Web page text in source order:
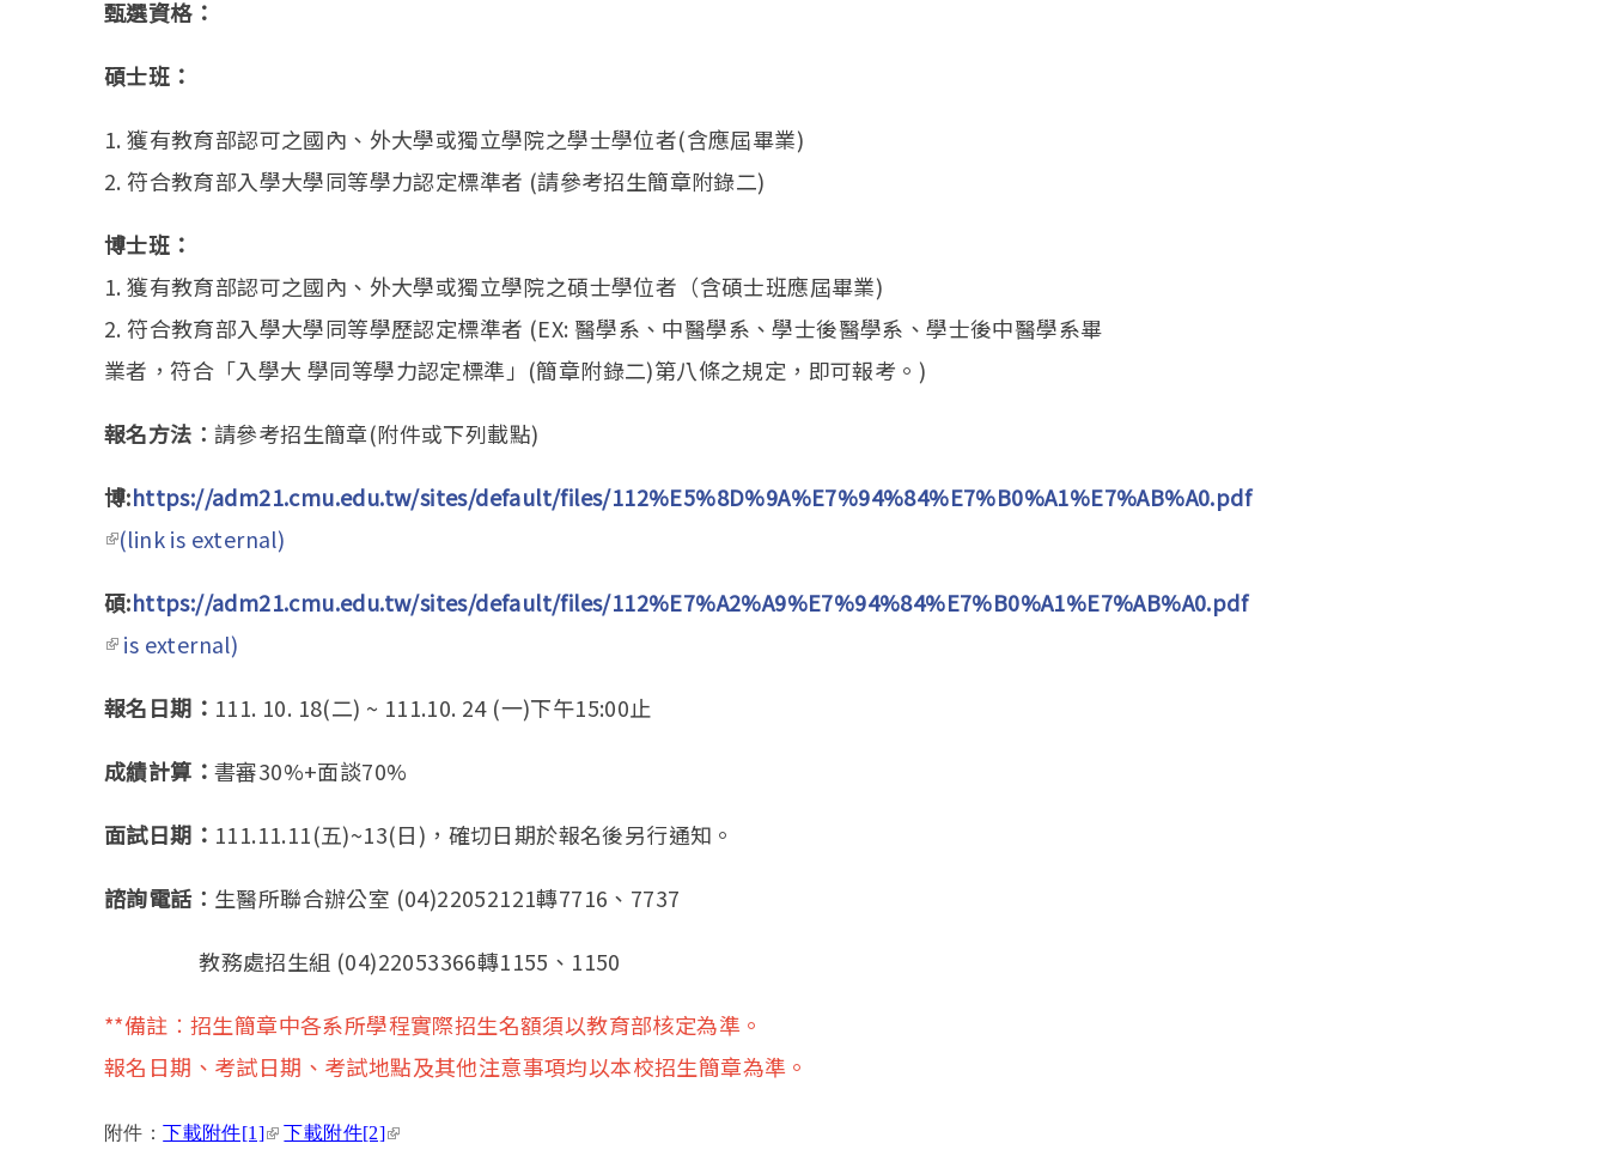
甄選資格：
碩士班：
1. 獲有教育部認可之國內、外大學或獨立學院之學士學位者(含應屆畢業)
2. 符合教育部入學大學同等學力認定標準者 (請參考招生簡章附錄二)
博士班：
1. 獲有教育部認可之國內、外大學或獨立學院之碩士學位者（含碩士班應屆畢業)
2. 符合教育部入學大學同等學歷認定標準者 (EX: 醫學系、中醫學系、學士後醫學系、學士後中醫學系畢
業者，符合「入學大 學同等學力認定標準」(簡章附錄二)第八條之規定，即可報考。)
報名方法︰ 請參考招生簡章(附件或下列載點)
博:https://adm21.cmu.edu.tw/sites/default/files/112%E5%8D%9A%E7%94%84%E7%B0%A1%E7%AB%A0.pdf
(link is external)
(link is external)
碩:https://adm21.cmu.edu.tw/sites/default/files/112%E7%A2%A9%E7%94%84%E7%B0%A1%E7%AB%A0.pdf
(link is external)
is external)
報名日期： 111. 10. 18(二) ~ 111.10. 24 (一)下午15:00止
成績計算： 書審30%+面談70%
面試日期： 111.11.11(五)~13(日)，確切日期於報名後另行通知。
諮詢電話︰ 生醫所聯合辦公室 (04)22052121轉7716、7737
教務處招生組 (04)22053366轉1155、1150
**備註︰招生簡章中各系所學程實際招生名額須以教育部核定為準。
報名日期、考試日期、考試地點及其他注意事項均以本校招生簡章為準。
附件：下載附件[1](link is external)
下載附件[2](link is external)